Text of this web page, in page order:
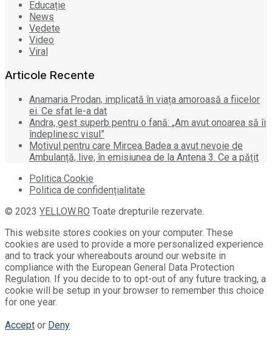
Educație
News
Vedete
Video
Viral
Articole Recente
Anamaria Prodan, implicată în viața amoroasă a fiicelor
ei. Ce sfat le-a dat
Andra, gest superb pentru o fană: „Am avut onoarea să îi
îndeplinesc visul”
Motivul pentru care Mircea Badea a avut nevoie de
Ambulanță, live, în emisiunea de la Antena 3. Ce a pățit
Politica Cookie
Politica de confidențialitate
© 2023 YELLOW.RO Toate drepturile rezervate.
This website stores cookies on your computer. These
cookies are used to provide a more personalized experience
and to track your whereabouts around our website in
compliance with the European General Data Protection
Regulation. If you decide to to opt-out of any future tracking, a
cookie will be setup in your browser to remember this choice
for one year.
Accept or Deny